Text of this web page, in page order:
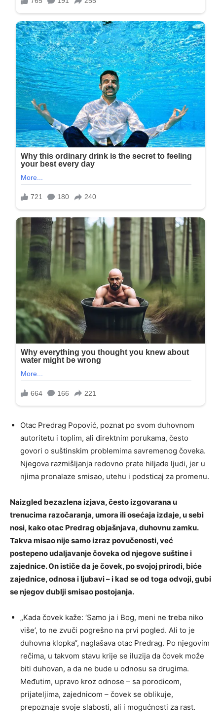
Otac Predrag Popović, poznat po svom duhovnom
autoritetu i toplim, ali direktnim porukama, često
govori o suštinskim problemima savremenog čoveka.
Njegova razmišljanja redovno prate hiljade ljudi, jer u
njima pronalaze smisao, utehu i podsticaj za promenu.
Naizgled bezazlena izjava, često izgovarana u
trenucima razočaranja, umora ili osećaja izdaje, u sebi
nosi, kako otac Predrag objašnjava, duhovnu zamku.
Takva misao nije samo izraz povučenosti, već
postepeno udaljavanje čoveka od njegove suštine i
zajednice. On ističe da je čovek, po svojoj prirodi, biće
zajednice, odnosa i ljubavi – i kad se od toga odvoji, gubi
se njegov dublji smisao postojanja.
„Kada čovek kaže: ‘Samo ja i Bog, meni ne treba niko
više’, to ne zvuči pogrešno na prvi pogled. Ali to je
duhovna klopka“, naglašava otac Predrag. Po njegovim
rečima, u takvom stavu krije se iluzija da čovek može
biti duhovan, a da ne bude u odnosu sa drugima.
Međutim, upravo kroz odnose – sa porodicom,
prijateljima, zajednicom – čovek se oblikuje,
prepoznaje svoje slabosti, ali i mogućnosti za rast.